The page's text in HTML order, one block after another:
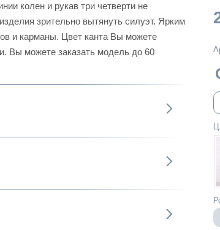
колен и рукав три четверти не
зрительно вытянуть силуэт. Ярким
и карманы. Цвет канта Вы можете
Вы можете заказать модель до 60